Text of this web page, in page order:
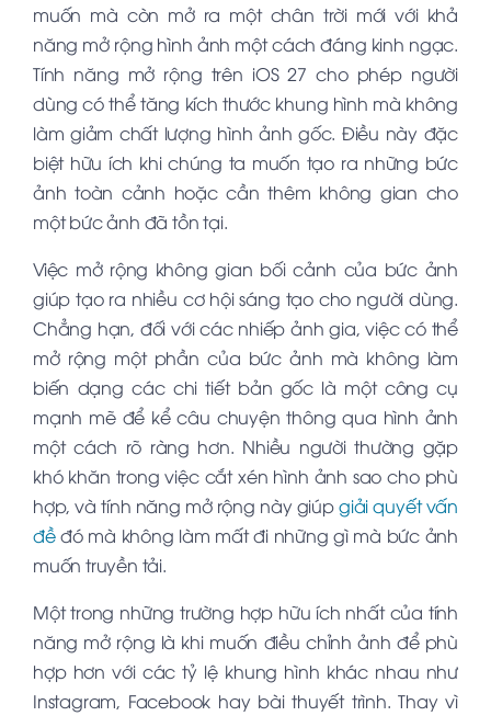
muốn mà còn mở ra một chân trời mới với khả
năng mở rộng hình ảnh một cách đáng kinh ngạc.
Tính năng mở rộng trên iOS 27 cho phép người
dùng có thể tăng kích thước khung hình mà không
làm giảm chất lượng hình ảnh gốc. Điều này đặc
biệt hữu ích khi chúng ta muốn tạo ra những bức
ảnh toàn cảnh hoặc cần thêm không gian cho
một bức ảnh đã tồn tại.
Việc mở rộng không gian bối cảnh của bức ảnh
giúp tạo ra nhiều cơ hội sáng tạo cho người dùng.
Chẳng hạn, đối với các nhiếp ảnh gia, việc có thể
mở rộng một phần của bức ảnh mà không làm
biến dạng các chi tiết bản gốc là một công cụ
mạnh mẽ để kể câu chuyện thông qua hình ảnh
một cách rõ ràng hơn. Nhiều người thường gặp
khó khăn trong việc cắt xén hình ảnh sao cho phù
hợp, và tính năng mở rộng này giúpgiải quyết vấn
đềđó mà không làm mất đi những gì mà bức ảnh
muốn truyền tải.
Một trong những trường hợp hữu ích nhất của tính
năng mở rộng là khi muốn điều chỉnh ảnh để phù
hợp hơn với các tỷ lệ khung hình khác nhau như
Instagram, Facebook hay bài thuyết trình. Thay vì